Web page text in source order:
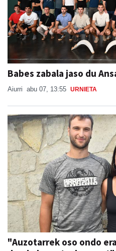
Babes zabala jaso du
Aiurri abu 07, 13:55 URNIETA
"Auzotarrek oso ondo